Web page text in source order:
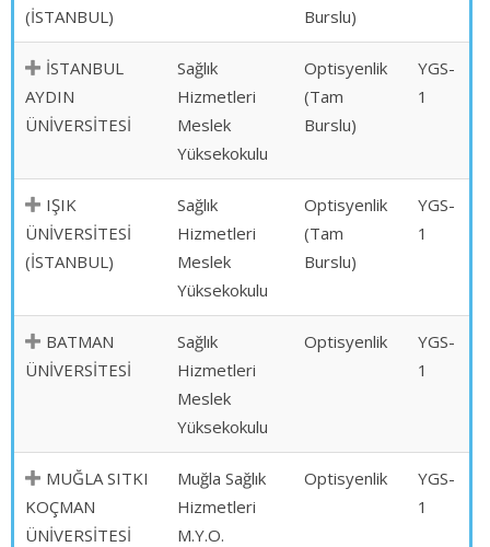
(İSTANBUL)
Burslu)
İSTANBUL
AYDIN
ÜNİVERSİTESİ
Sağlık
Hizmetleri
Meslek
Yüksekokulu
Optisyenlik
(Tam
Burslu)
YGS-
1
IŞIK
ÜNİVERSİTESİ
(İSTANBUL)
Sağlık
Hizmetleri
Meslek
Yüksekokulu
Optisyenlik
(Tam
Burslu)
YGS-
1
BATMAN
ÜNİVERSİTESİ
Sağlık
Hizmetleri
Meslek
Yüksekokulu
Optisyenlik
YGS-
1
MUĞLA SITKI
KOÇMAN
ÜNİVERSİTESİ
Muğla Sağlık
Hizmetleri
M.Y.O.
Optisyenlik
YGS-
1